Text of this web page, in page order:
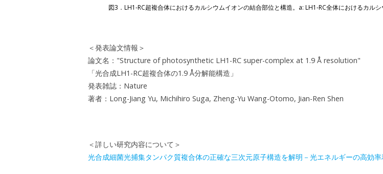
図3．LH1-RC超複合体におけるカルシウムイオンの結合部位と構造。a: LH1-RC全体におけるカル
＜発表論文情報＞
論文名："Structure of photosynthetic LH1-RC super-complex at 1.9 Å resolution"
「光合成LH1-RC超複合体の1.9 Å分解能構造」
発表雑誌：Nature
著者：Long-Jiang Yu, Michihiro Suga, Zheng-Yu Wang-Otomo, Jian-Ren Shen
＜詳しい研究内容について＞
光合成細菌光捕集タンパク質複合体の正確な三次元原子構造を解明－光エネルギーの高効率